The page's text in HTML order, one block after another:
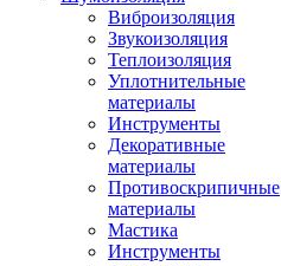
Виброизоляция
Звукоизоляция
Теплоизоляция
Уплотнительные
материалы
Инструменты
Декоративные
материалы
Противоскрипичные
материалы
Мастика
Инструменты